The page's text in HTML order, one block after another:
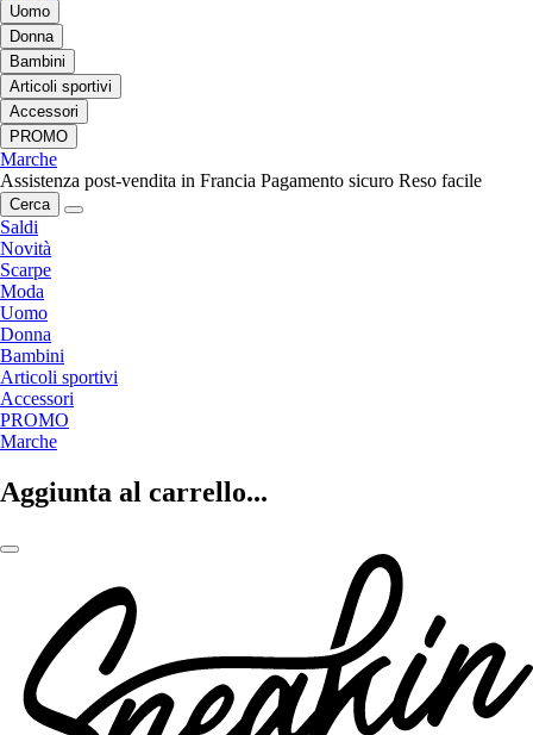
Uomo
Donna
Bambini
Articoli sportivi
Accessori
PROMO
Marche
Assistenza post-vendita in Francia Pagamento sicuro Reso facile
Cerca
Saldi
Novità
Scarpe
Moda
Uomo
Donna
Bambini
Articoli sportivi
Accessori
PROMO
Marche
Aggiunta al carrello...